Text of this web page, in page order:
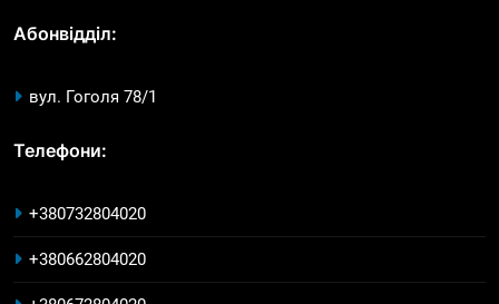
Абонвідділ:
вул. Гоголя 78/1
Телефони:
+380732804020
+380662804020